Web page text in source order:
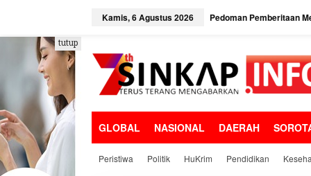
e
k
o
n
t
e
n
Kamis, 6 Agustus 2026 Pedoman Pemberitaan
GLOBAL NASIONAL DAERAH
Peristiwa Politik HuKrim Pendidikan
tutup